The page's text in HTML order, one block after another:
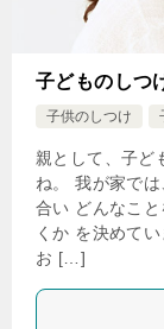
子どものしつ
子供のしつけ
親として、子ど
ね。 我が家で
合い どんなこ
くか を決めて
お […]